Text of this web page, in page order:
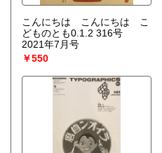
こんにちは こんにちは こ
どものとも0.1.2 316号
2021年7月号
￥550